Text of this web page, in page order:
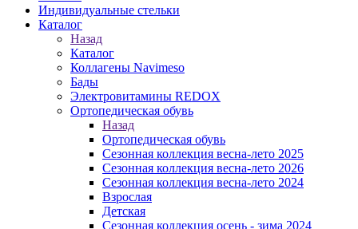
Индивидуальные стельки
Каталог
Назад
Каталог
Коллагены Navimeso
Бады
Электровитамины REDOX
Ортопедическая обувь
Назад
Ортопедическая обувь
Сезонная коллекция весна-лето 2025
Сезонная коллекция весна-лето 2026
Сезонная коллекция весна-лето 2024
Взрослая
Детская
Сезонная коллекция осень - зима 2024